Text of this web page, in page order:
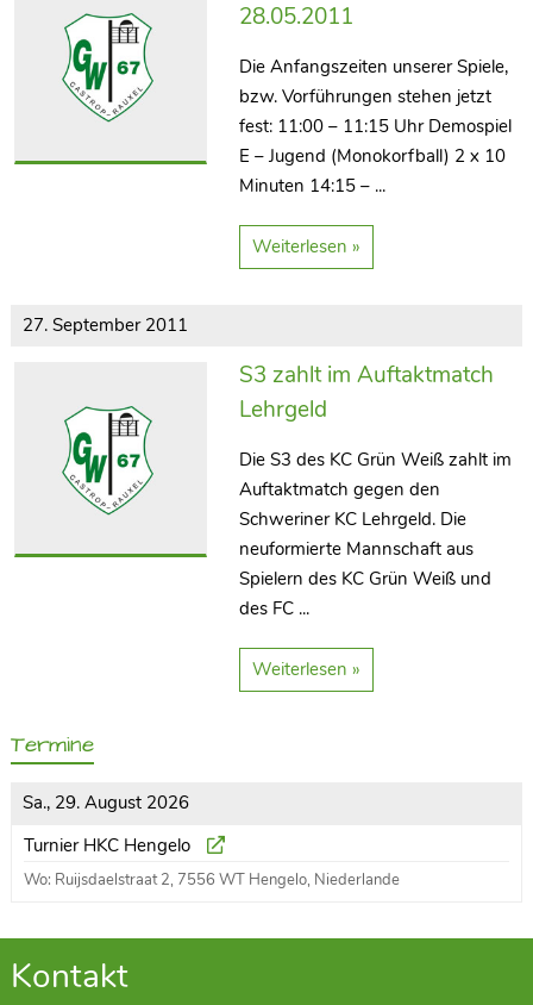
28.05.2011
Die Anfangszeiten unserer Spiele,
bzw. Vorführungen stehen jetzt
fest: 11:00 – 11:15 Uhr Demospiel
E – Jugend (Monokorfball) 2 x 10
Minuten 14:15 – ...
Weiterlesen »
27. September 2011
S3 zahlt im Auftaktmatch
Lehrgeld
Die S3 des KC Grün Weiß zahlt im
Auftaktmatch gegen den
Schweriner KC Lehrgeld. Die
neuformierte Mannschaft aus
Spielern des KC Grün Weiß und
des FC ...
Weiterlesen »
Termine
Sa., 29. August 2026
Turnier HKC Hengelo
Wo: Ruijsdaelstraat 2, 7556 WT Hengelo, Niederlande
Kontakt